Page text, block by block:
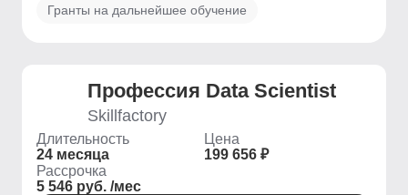
Гранты на дальнейшее обучение
Профессия Data Scientist
Skillfactory
Длительность
24 месяца
Цена
199 656 ₽
Рассрочка
5 546 руб. /мес